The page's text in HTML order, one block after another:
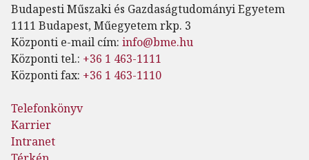
Budapesti Műszaki és Gazdaságtudományi Egyetem
1111 Budapest, Műegyetem rkp. 3
Központi e-mail cím: info@bme.hu
Központi tel.: +36 1 463-1111
Központi fax: +36 1 463-1110
Telefonkönyv
Karrier
Intranet